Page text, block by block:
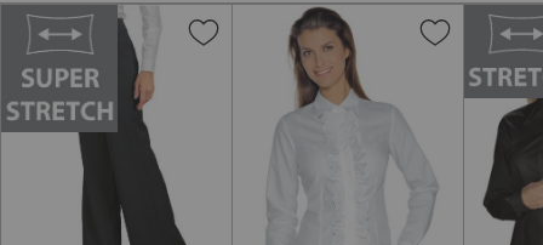
Aggiungi
desideri
Aggiungi
alla
lista
desideri